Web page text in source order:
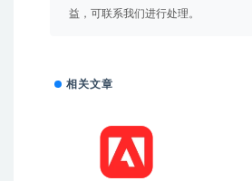
益，可联系我们进行处理。
相关文章